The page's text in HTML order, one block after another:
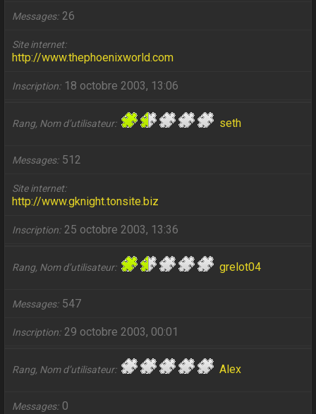
Messages 26
Site internet
http://www.thephoenixworld.com
Inscription 18 octobre 2003, 13:06
Rang, Nom d’utilisateur seth
Messages 512
Site internet
http://www.gknight.tonsite.biz
Inscription 25 octobre 2003, 13:36
Rang, Nom d’utilisateur grelot04
Messages 547
Inscription 29 octobre 2003, 00:01
Rang, Nom d’utilisateur Alex
Messages 0